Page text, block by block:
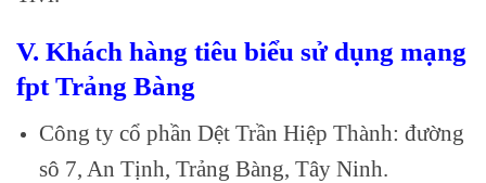
V. Khách hàng tiêu biểu sử dụng mạng
fpt Trảng Bàng
Công ty cổ phần Dệt Trần Hiệp Thành: đường
sô 7, An Tịnh, Trảng Bàng, Tây Ninh.